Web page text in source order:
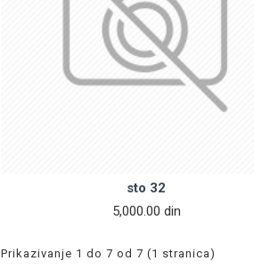
sto 32
5,000.00 din
Prikazivanje 1 do 7 od 7 (1 stranica)